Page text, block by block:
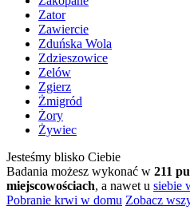
Zator
Zawiercie
Zduńska Wola
Zdzieszowice
Zelów
Zgierz
Żmigród
Żory
Żywiec
Jesteśmy blisko Ciebie
Badania możesz wykonać w 211
miejscowościach, a nawet u siebie
Pobranie krwi w domu Zobacz